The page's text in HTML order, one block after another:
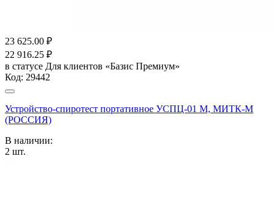
23 625.00 ₽
22 916.25 ₽
в статусе Для клиентов «Базис Премиум»
Код: 29442
Устройство-спиротест портативное УСПЦ-01 М, МИТК-М
(РОССИЯ)
В наличии:
2 шт.